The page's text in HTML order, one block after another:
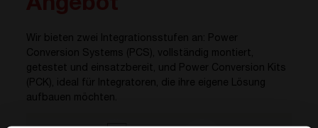
Wir bieten zwei Integrationsstufen an: Power
Conversion Systems (PCS), vollständig montiert,
getestet und einsatzbereit, und Power Conversion Kits
(PCK), ideal für Integratoren, die ihre eigene Lösung
aufbauen möchten.